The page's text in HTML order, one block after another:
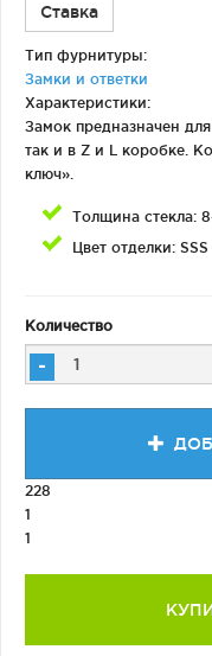
Ставка
Тип фурнитуры:
Замки и ответки
Характеристики:
Замок предназначен
так и в Z и L коробке.
ключ».
Толщина стекла:
Цвет отделки:
Количество
-
228
1
1